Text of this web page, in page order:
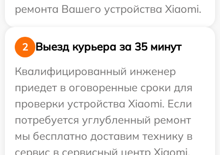
ремонта Вашего устройства Xiaomi.
2
Выезд курьера за 35 минут
Квалифицированный инженер
приедет в оговоренные сроки для
проверки устройства Xiaomi. Если
потребуется углубленный ремонт
мы бесплатно доставим технику в
сервис в сервисный центр Xiaomi.